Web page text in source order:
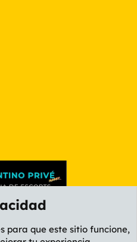
para que este sitio funcione,